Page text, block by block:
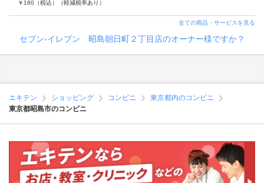
￥ 160 （税込） （軽減税率あり）
全ての商品・サービスを見る
セブン‐イレブン 昭島朝日町２丁目店のオーナー様ですか？
エキテン ショッピング コンビニ
東京都内のコンビニ
東京都昭島市のコンビニ